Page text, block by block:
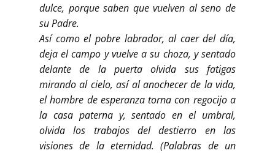
dulce, porque saben que vuelven al seno de
su Padre.
Así como el pobre labrador, al caer del día,
deja el campo y vuelve a su choza, y sentado
delante de la puerta olvida sus fatigas
mirando al cielo, así al anochecer de la vida,
el hombre de esperanza torna con regocijo a
la casa paterna y, sentado en el umbral,
olvida los trabajos del destierro en las
visiones de la eternidad. (Palabras de un